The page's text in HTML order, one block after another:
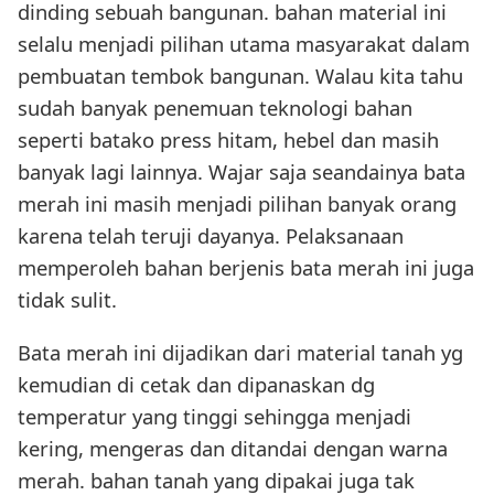
dinding sebuah bangunan. bahan material ini
selalu menjadi pilihan utama masyarakat dalam
pembuatan tembok bangunan. Walau kita tahu
sudah banyak penemuan teknologi bahan
seperti batako press hitam, hebel dan masih
banyak lagi lainnya. Wajar saja seandainya bata
merah ini masih menjadi pilihan banyak orang
karena telah teruji dayanya. Pelaksanaan
memperoleh bahan berjenis bata merah ini juga
tidak sulit.
Bata merah ini dijadikan dari material tanah yg
kemudian di cetak dan dipanaskan dg
temperatur yang tinggi sehingga menjadi
kering, mengeras dan ditandai dengan warna
merah. bahan tanah yang dipakai juga tak